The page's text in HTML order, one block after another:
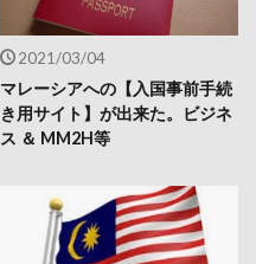
2021/03/04
マレーシアへの【入国事前手続
き用サイト】が出来た。ビジネ
ス ＆ MM2H等